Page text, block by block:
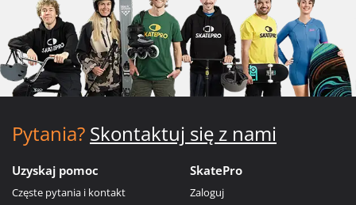
Pytania? Skontaktuj się z nami
Uzyskaj pomoc
Częste pytania i kontakt
SkatePro
Zaloguj